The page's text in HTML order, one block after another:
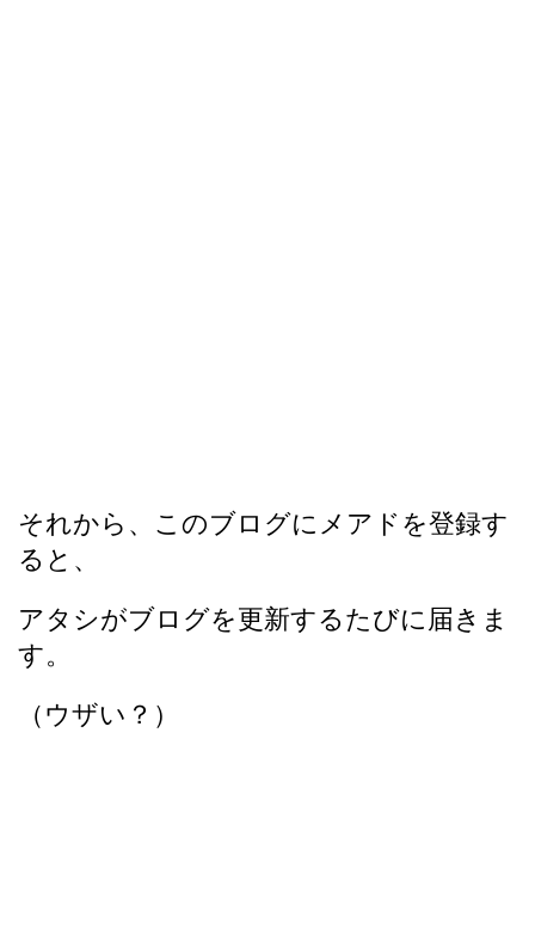
それから、このブログにメアドを登録す
ると、
アタシがブログを更新するたびに届きま
す。
（ウザい？）